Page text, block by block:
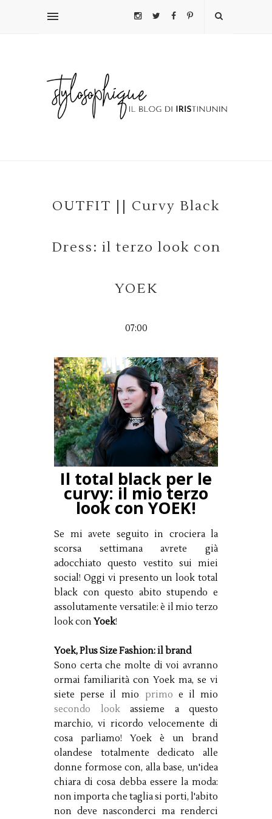
OUTFIT || Curvy Black
Dress: il terzo look con
YOEK
07:00
Il total black per le
curvy: il mio terzo
look con YOEK!
Se mi avete seguito in crociera la
scorsa settimana avrete già
adocchiato questo vestito sui miei
social! Oggi vi presento un look total
black con questo abito stupendo e
assolutamente versatile: è il mio terzo
look conYoek!
Yoek, Plus Size Fashion: il brand
Sono certa che molte di voi avranno
ormai familiarità con Yoek ma, se vi
siete perse il mio primo e il mio
secondo lookassieme a questo
marchio, vi ricordo velocemente di
cosa parliamo! Yoek è un brand
olandese totalmente dedicato alle
donne formose con, alla base, un'idea
chiara di cosa debba essere la moda:
non importa che taglia si porti, l'abito
non deve nasconderci ma renderci